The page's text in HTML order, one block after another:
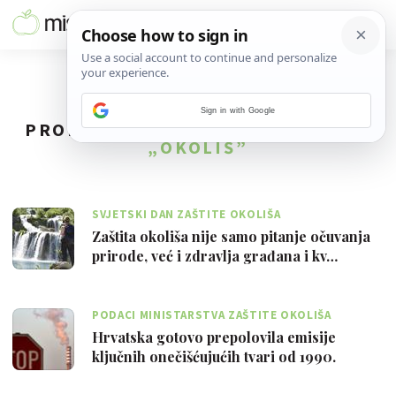
PRONAĐENO59REZULTATA ZA TAG
„OKOLIŠ”
SVJETSKI DAN ZAŠTITE OKOLIŠA
Zaštita okoliša nije samo pitanje očuvanja
prirode, već i zdravlja građana i kv…
PODACI MINISTARSTVA ZAŠTITE OKOLIŠA
Hrvatska gotovo prepolovila emisije
ključnih onečišćujućih tvari od 1990.
Sign in with Google